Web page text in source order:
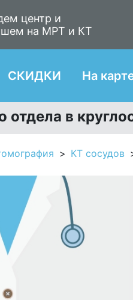
центр и
на МРТ и КТ
СКИДКИ На
отдела в
КТ сосудов